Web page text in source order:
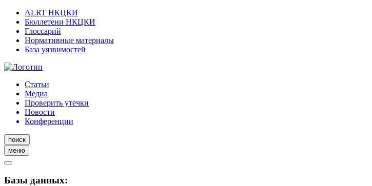
ALRT НКЦКИ
Бюллетени НКЦКИ
Глоссарий
Нормативные материалы
База уязвимостей
Статьи
Медиа
Проверить утечки
Новости
Конференции
поиск
меню
Базы данных: